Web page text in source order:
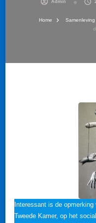
Admin
Home Samenleving
Interessant is de
Tweede Kamer, op het